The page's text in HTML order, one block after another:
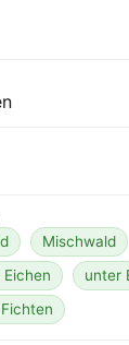
Mischwald
unter